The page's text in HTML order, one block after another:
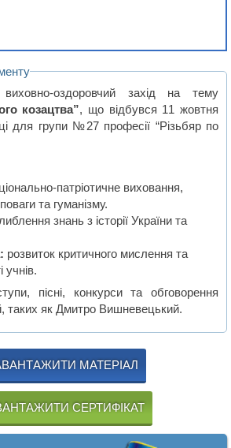
оздоровчий захід на тему
козацтва”, що відбувся 11 жовтня
для групи №27 професії “Різьбяр по
патріотичне виховання,
та гуманізму.
знань з історії України та
розвиток критичного мислення та
учнів.
пісні, конкурси та обговорення
таких як Дмитро Вишневецький.
МАТЕРІАЛ
СЕРТИФІКАТ